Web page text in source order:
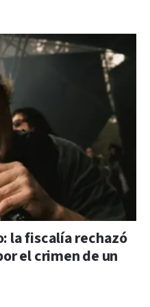
la fiscalía rechazó
el crimen de un